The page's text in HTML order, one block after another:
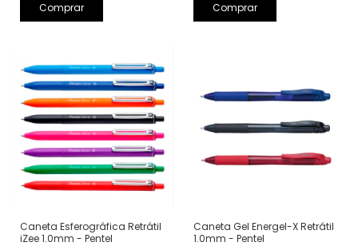
Comprar
Caneta Esferográfica Retrátil
iZee 1.0mm - Pentel
Caneta Gel Energel-X Retrátil
1.0mm - Pentel